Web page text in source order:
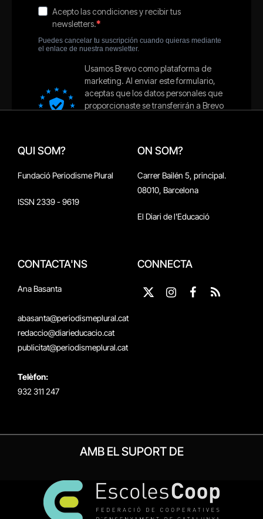
QUI SOM?
Fundació Periodisme Plural
ISSN 2339 - 9619
ON SOM?
Carrer Bailén 5, principal.
08010, Barcelona
El Diari de l'Educació
CONTACTA'NS
Ana Basanta
abasanta@periodismeplural.cat
redaccio@diarieducacio.cat
publicitat@periodismeplural.cat
Telèfon:
932 311 247
CONNECTA
X
Instagram
Facebook
RSS
AMB EL SUPORT DE